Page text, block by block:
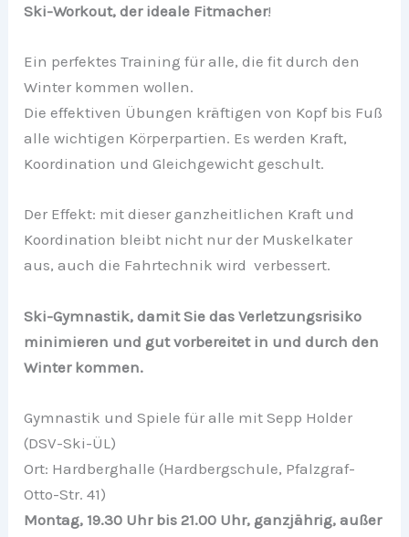
Ski-Workout, der ideale Fitmacher!
Ein perfektes Training für alle, die fit durch den
Winter kommen wollen.
Die effektiven Übungen kräftigen von Kopf bis Fuß
alle wichtigen Körperpartien. Es werden Kraft,
Koordination und Gleichgewicht geschult.
Der Effekt: mit dieser ganzheitlichen Kraft und
Koordination bleibt nicht nur der Muskelkater
aus, auch die Fahrtechnik wird verbessert.
Ski-Gymnastik, damit Sie das Verletzungsrisiko
minimieren und gut vorbereitet in und durch den
Winter kommen.
Gymnastik und Spiele für alle mit Sepp Holder
(DSV-Ski-ÜL)
Ort: Hardberghalle (Hardbergschule, Pfalzgraf-
Otto-Str. 41)
Montag, 19.30 Uhr bis 21.00 Uhr, ganzjährig, außer